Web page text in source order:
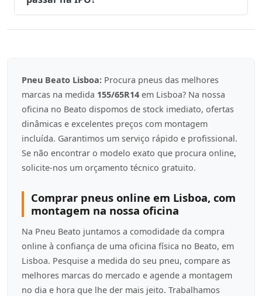
Pneu Beato Lisboa: Procura pneus das melhores
marcas na medida 155/65R14 em Lisboa? Na nossa
oficina no Beato dispomos de stock imediato, ofertas
dinâmicas e excelentes preços com montagem
incluída. Garantimos um serviço rápido e profissional.
Se não encontrar o modelo exato que procura online,
solicite-nos um orçamento técnico gratuito.
Comprar pneus online em Lisboa, com
montagem na nossa oficina
Na Pneu Beato juntamos a comodidade da compra
online à confiança de uma oficina física no Beato, em
Lisboa. Pesquise a medida do seu pneu, compare as
melhores marcas do mercado e agende a montagem
no dia e hora que lhe der mais jeito. Trabalhamos